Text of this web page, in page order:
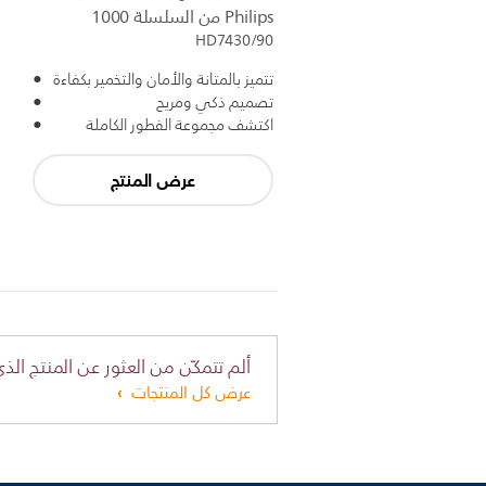
Philips من السلسلة 1000
HD7430/90
تتميز بالمتانة والأمان والتخمير بكفاءة
تصميم ذكي ومريح
اكتشف مجموعة الفطور الكاملة
عرض المنتج
ألم تتمكّن من العثور عن المنتج
عرض كل المنتجات